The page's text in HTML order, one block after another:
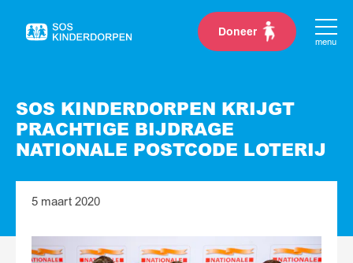
Naar
Doneer
menu
SOS KINDERDORPEN KRIJGT
PRACHTIGE BIJDRAGE
NATIONALE POSTCODE LOTERIJ
5 maart 2020